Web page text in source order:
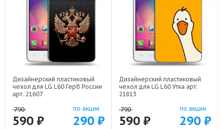
Дизайнерский пластиковый
чехол для LG L60 Герб России
арт: 21607
790
590 ₽
по акции
290 ₽
Дизайнерский пластиковый
чехол для LG L60 Утка арт:
21813
790
590 ₽
по акции
290 ₽